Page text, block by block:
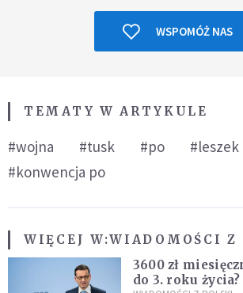
WSPOMÓŻ NAS
TEMATY W ARTYKULE
#wojna #tusk #po
#konwencja po
WIĘCEJ W:WIADOMOŚCI Z
3600 zł
do 3. roku